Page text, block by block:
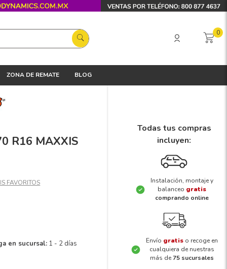
0
ZONA DE REMATE BLOG
R16 MAXXIS
en sucursal: 1 - 2 días
Todas tus compras
incluyen:
Instalación, montaje y
balanceo gratis
comprando online
Envío gratis o recoge en
cualquiera de nuestras
más de75 sucursales